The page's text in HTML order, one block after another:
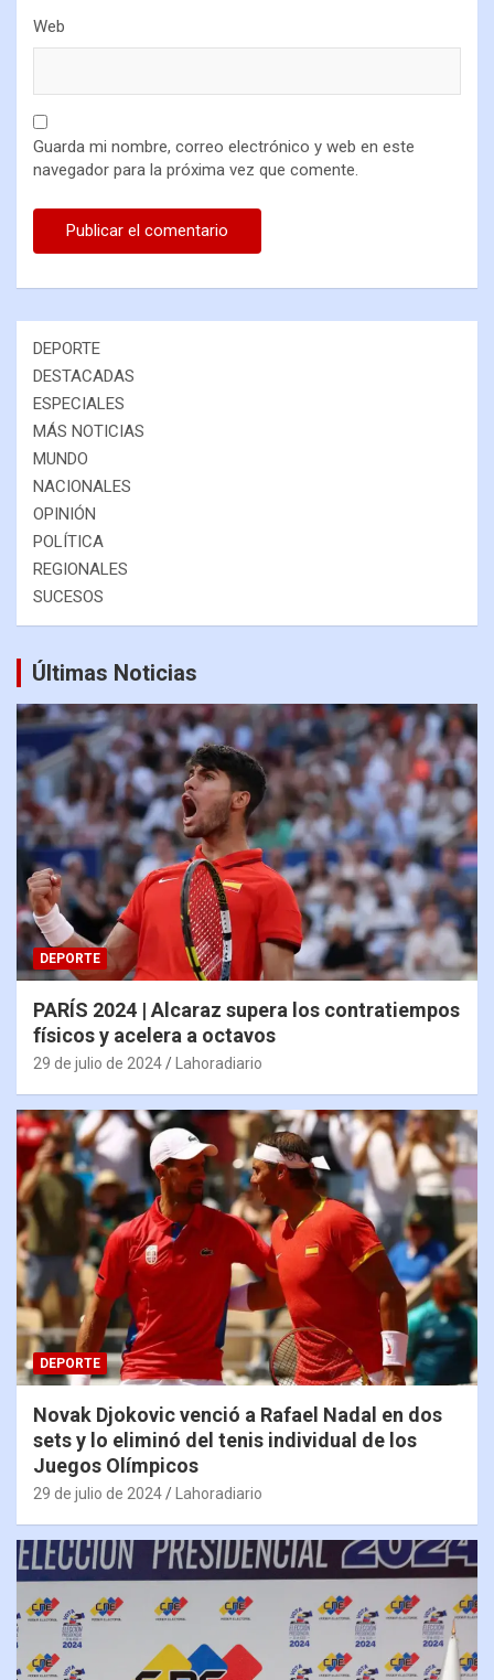
Web
Guarda mi nombre, correo electrónico y web en este
navegador para la próxima vez que comente.
DEPORTE
DESTACADAS
ESPECIALES
MÁS NOTICIAS
MUNDO
NACIONALES
OPINIÓN
POLÍTICA
REGIONALES
SUCESOS
Últimas Noticias
DEPORTE
PARÍS 2024 | Alcaraz supera los contratiempos
físicos y acelera a octavos
29 de julio de 2024 Lahoradiario
DEPORTE
Novak Djokovic venció a Rafael Nadal en dos
sets y lo eliminó del tenis individual de los
Juegos Olímpicos
29 de julio de 2024 Lahoradiario